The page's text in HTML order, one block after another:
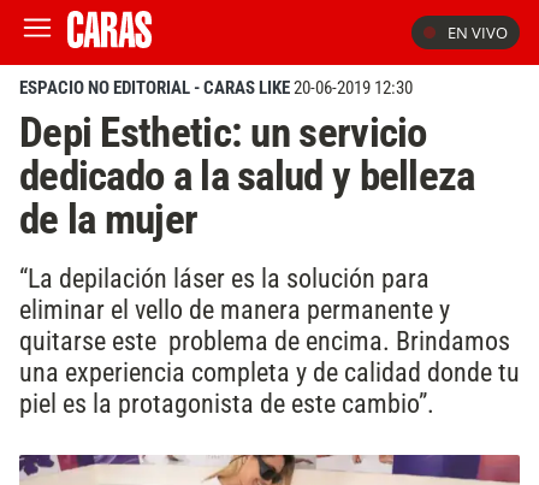
EN VIVO
ESPACIO NO EDITORIAL - CARAS LIKE20-06-2019 12:30
Depi Esthetic: un servicio
dedicado a la salud y belleza
de la mujer
“La depilación láser es la solución para
eliminar el vello de manera permanente y
quitarse este problema de encima. Brindamos
una experiencia completa y de calidad donde tu
piel es la protagonista de este cambio”.